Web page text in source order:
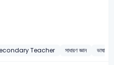
Teacher সাধারণ জ্ঞান